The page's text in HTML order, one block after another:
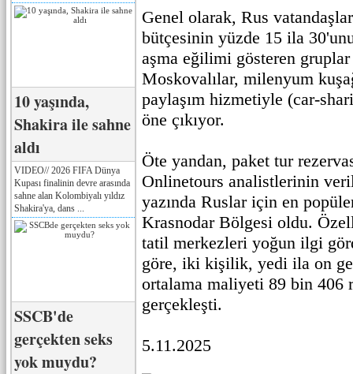
10 yaşında,
Shakira ile sahne
aldı
VIDEO// 2026 FIFA Dünya
Kupası finalinin devre arasında
sahne alan Kolombiyalı yıldız
Shakira'ya, dans ...
SSCB'de
gerçekten seks
yok muydu?
Genel olarak, Rus
bütçesinin yüzde 15 ila
aşma eğilimi gösteren gruplar
Moskovalılar, milenyum
paylaşım hizmetiyle (car-
öne çıkıyor.
Öte yandan, paket tur
Onlinetours analistlerinin
yazında Ruslar için en
Krasnodar Bölgesi oldu.
tatil merkezleri yoğun ilgi
göre, iki kişilik, yedi ila on
ortalama maliyeti 89 bin 406
gerçekleşti.
5.11.2025